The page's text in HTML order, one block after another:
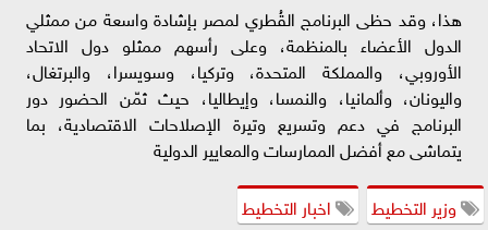
هذا، وقد حظى البرنامج القُطري لمصر بإشادة واسعة من ممثلي
الدول الأعضاء بالمنظمة، وعلى رأسهم ممثلو دول الاتحاد
الأوروبي، والمملكة المتحدة، وتركيا، وسويسرا، والبرتغال،
واليونان، وألمانيا، والنمسا، وإيطاليا، حيث ثمّن الحضور دور
البرنامج في دعم وتسريع وتيرة الإصلاحات الاقتصادية، بما
يتماشى مع أفضل الممارسات والمعايير الدولية
وزير التخطيط
اخبار التخطيط